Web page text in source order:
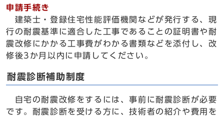
申請手続き
建築士・登録住宅性能評価機関などが発行する、現
行の耐震基準に適合した工事であることの証明書や耐
震改修にかかる工事費がわかる書類などを添付し、改
修後3か月以内に申請してください。
耐震診断補助制度
自宅の耐震改修をするには、事前に耐震診断が必要
です。耐震診断を受ける方に、技術者の紹介や費用を